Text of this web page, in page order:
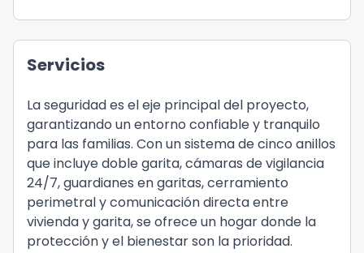
Servicios
La seguridad es el eje principal del proyecto,
garantizando un entorno confiable y tranquilo
para las familias. Con un sistema de cinco anillos
que incluye doble garita, cámaras de vigilancia
24/7, guardianes en garitas, cerramiento
perimetral y comunicación directa entre
vivienda y garita, se ofrece un hogar donde la
protección y el bienestar son la prioridad.